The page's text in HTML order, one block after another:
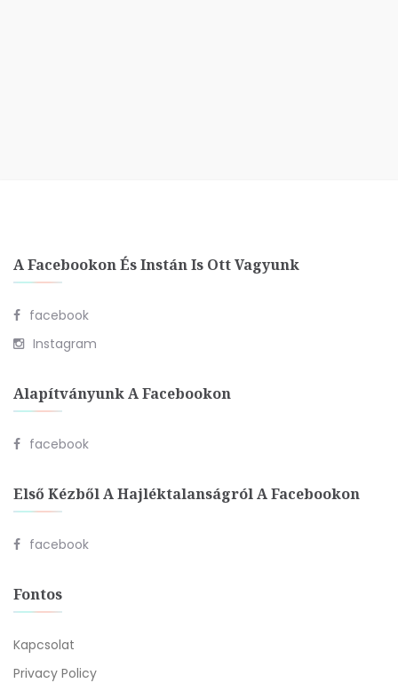
A Facebookon És Instán Is Ott Vagyunk
facebook
Instagram
Alapítványunk A Facebookon
facebook
Első Kézből A Hajléktalanságról A Facebookon
facebook
Fontos
Kapcsolat
Privacy Policy